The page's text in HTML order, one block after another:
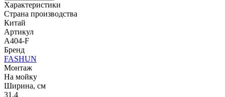
Характеристики
Страна производства
Китай
Артикул
A404-F
Бренд
FASHUN
Монтаж
На мойку
Ширина, см
31.4